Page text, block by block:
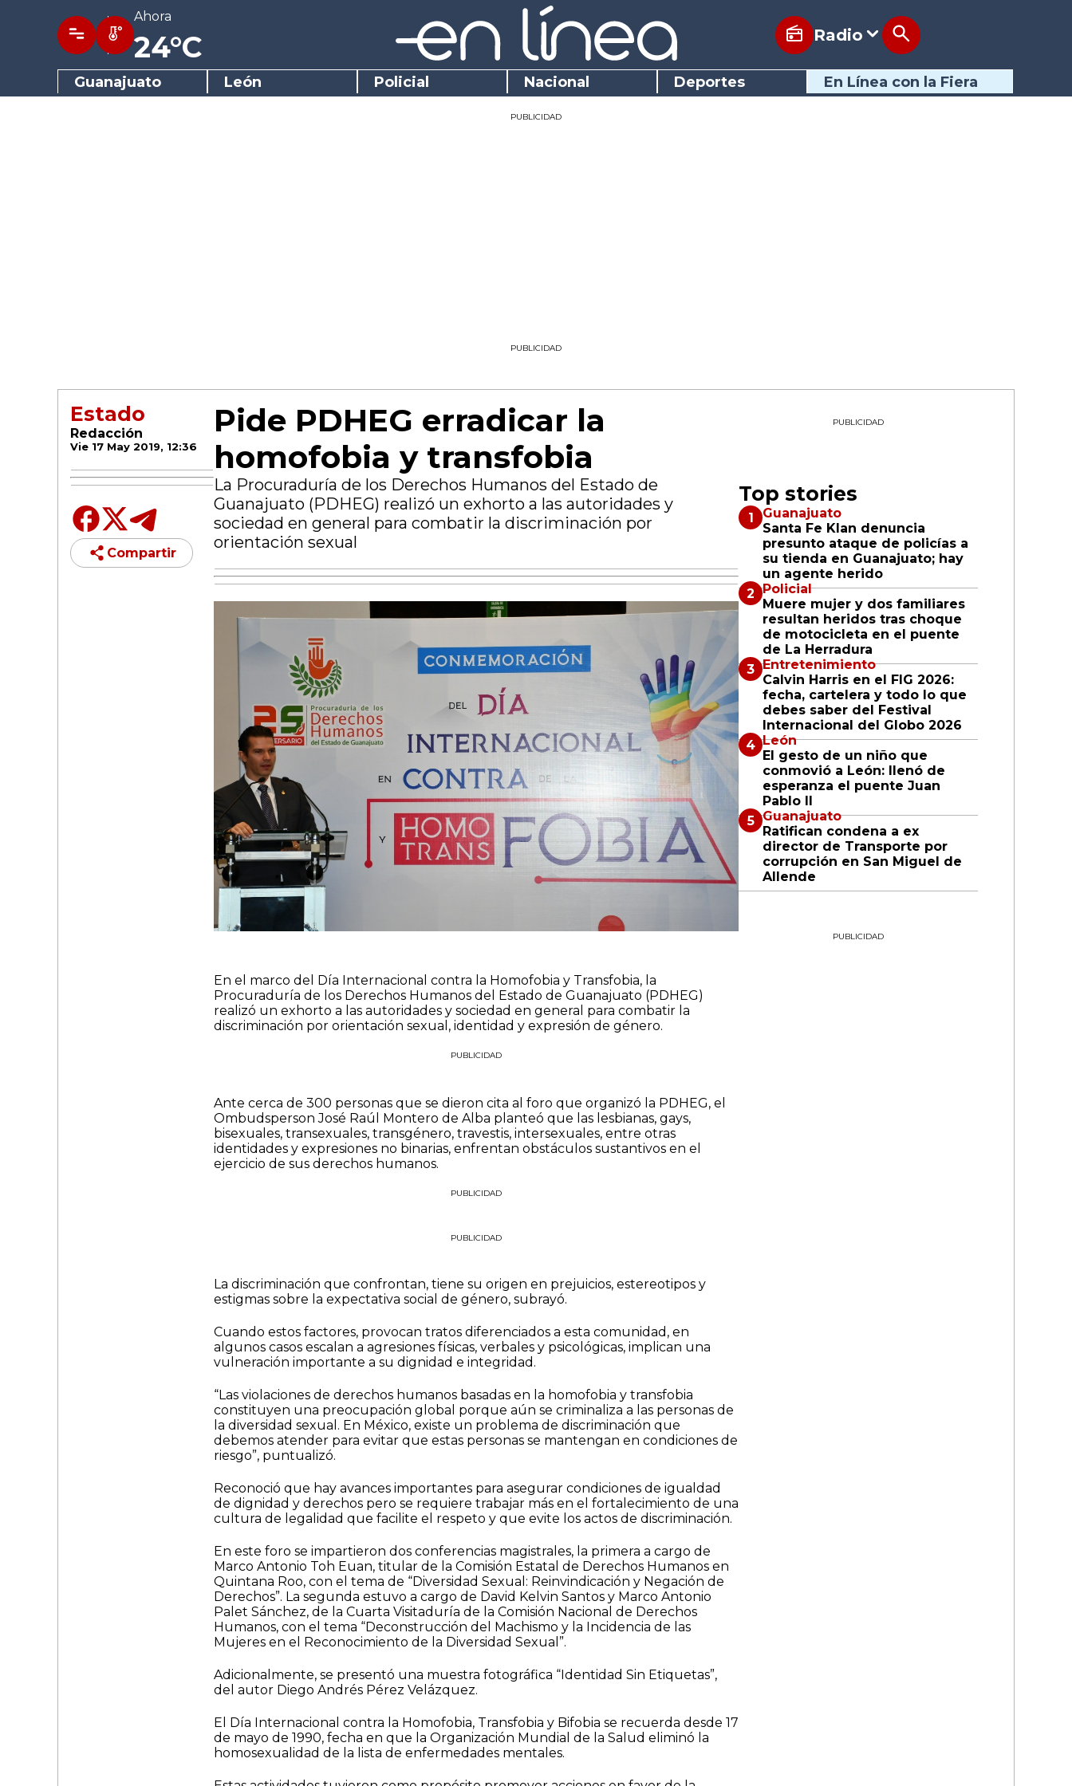
Ahora
24°C Radio
Guanajuato León Policial Nacional Deportes En Línea con la Fiera
PUBLICIDAD
PUBLICIDAD
Estado
Redacción
Vie 17 May 2019, 12:36
Compartir
Pide PDHEG erradicar la
homofobia y transfobia
La Procuraduría de los Derechos Humanos del Estado de
Guanajuato (PDHEG) realizó un exhorto a las autoridades y
sociedad en general para combatir la discriminación por
orientación sexual
En el marco del Día Internacional contra la Homofobia y Transfobia, la
Procuraduría de los Derechos Humanos del Estado de Guanajuato (PDHEG)
realizó un exhorto a las autoridades y sociedad en general para combatir la
discriminación por orientación sexual, identidad y expresión de género.
PUBLICIDAD
Ante cerca de 300 personas que se dieron cita al foro que organizó la PDHEG, el
Ombudsperson José Raúl Montero de Alba planteó que las lesbianas, gays,
bisexuales, transexuales, transgénero, travestis, intersexuales, entre otras
identidades y expresiones no binarias, enfrentan obstáculos sustantivos en el
ejercicio de sus derechos humanos.
PUBLICIDAD
PUBLICIDAD
La discriminación que confrontan, tiene su origen en prejuicios, estereotipos y
estigmas sobre la expectativa social de género, subrayó.
Cuando estos factores, provocan tratos diferenciados a esta comunidad, en
algunos casos escalan a agresiones físicas, verbales y psicológicas, implican una
vulneración importante a su dignidad e integridad.
“Las violaciones de derechos humanos basadas en la homofobia y transfobia
constituyen una preocupación global porque aún se criminaliza a las personas de
la diversidad sexual. En México, existe un problema de discriminación que
debemos atender para evitar que estas personas se mantengan en condiciones de
riesgo”, puntualizó.
Reconoció que hay avances importantes para asegurar condiciones de igualdad
de dignidad y derechos pero se requiere trabajar más en el fortalecimiento de una
cultura de legalidad que facilite el respeto y que evite los actos de discriminación.
En este foro se impartieron dos conferencias magistrales, la primera a cargo de
Marco Antonio Toh Euan, titular de la Comisión Estatal de Derechos Humanos en
Quintana Roo, con el tema de “Diversidad Sexual: Reinvindicación y Negación de
Derechos”. La segunda estuvo a cargo de David Kelvin Santos y Marco Antonio
Palet Sánchez, de la Cuarta Visitaduría de la Comisión Nacional de Derechos
Humanos, con el tema “Deconstrucción del Machismo y la Incidencia de las
Mujeres en el Reconocimiento de la Diversidad Sexual”.
Adicionalmente, se presentó una muestra fotográfica “Identidad Sin Etiquetas”,
del autor Diego Andrés Pérez Velázquez.
El Día Internacional contra la Homofobia, Transfobia y Bifobia se recuerda desde 17
de mayo de 1990, fecha en que la Organización Mundial de la Salud eliminó la
homosexualidad de la lista de enfermedades mentales.
PUBLICIDAD
Top stories
Guanajuato
Santa Fe Klan denuncia
presunto ataque de policías a
su tienda en Guanajuato; hay
un agente herido
Policial
Muere mujer y dos familiares
resultan heridos tras choque
de motocicleta en el puente
de La Herradura
Entretenimiento
Calvin Harris en el FIG 2026:
fecha, cartelera y todo lo que
debes saber del Festival
Internacional del Globo 2026
León
El gesto de un niño que
conmovió a León: llenó de
esperanza el puente Juan
Pablo II
Guanajuato
Ratifican condena a ex
director de Transporte por
corrupción en San Miguel de
Allende
PUBLICIDAD